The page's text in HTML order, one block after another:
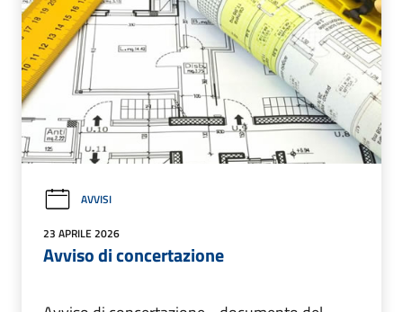
AVVISI
23 APRILE 2026
Avviso di concertazione